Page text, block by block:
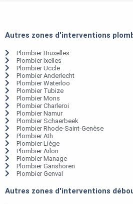
Autres zones d'interventions
Plombier Bruxelles
Plombier Ixelles
Plombier Uccle
Plombier Anderlecht
Plombier Waterloo
Plombier Tubize
Plombier Mons
Plombier Charleroi
Plombier Namur
Plombier Schaerbeek
Plombier Rhode-Saint-Genèse
Plombier Ath
Plombier Liège
Plombier Arlon
Plombier Manage
Plombier Ganshoren
Plombier Genval
Autres zones d'interventions